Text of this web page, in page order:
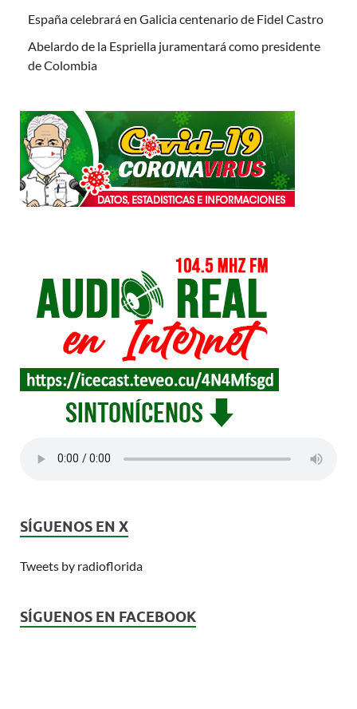
España celebrará en Galicia centenario de Fidel Castro
Abelardo de la Espriella juramentará como presidente
de Colombia
SÍGUENOS EN X
Tweets by radioflorida
SÍGUENOS EN FACEBOOK